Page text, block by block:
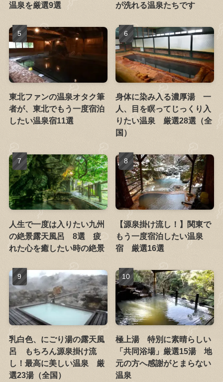
温泉を厳選9選
が洗れる温泉たちです
東北ファンの温泉オタク筆
者が、東北でもう一度宿泊
したい温泉宿11選
身体に染み入る濃厚湯 一
人、目を瞑ってじっくり入
りたい温泉 厳選28選（全
国）
人生で一度は入りたい九州
の絶景露天風呂 8選 疲
れた心を癒したい時の絶景
【源泉掛け流し！】関東で
もう一度宿泊したい温泉
宿 厳選16選
乳白色、にごり湯の露天風
呂 もちろん源泉掛け流
し！最高に美しい温泉 厳
選23湯（全国）
極上湯 特別に素晴らしい
「共同浴場」厳選15湯 地
元の方へ感謝がとまらない
温泉